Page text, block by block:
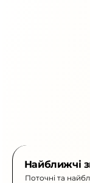
Найближчі
Поточні та